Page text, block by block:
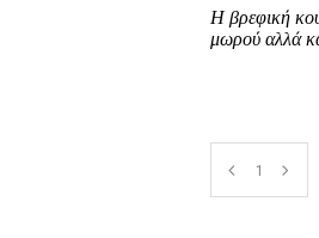
Η βρεφική
μωρού αλλά